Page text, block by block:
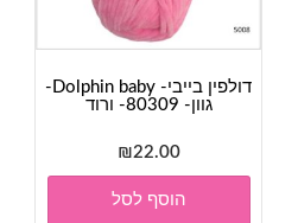
דולפין בייבי- Dolphin baby-
גוון- 80309- ורוד
₪22.00
הוסף לסל